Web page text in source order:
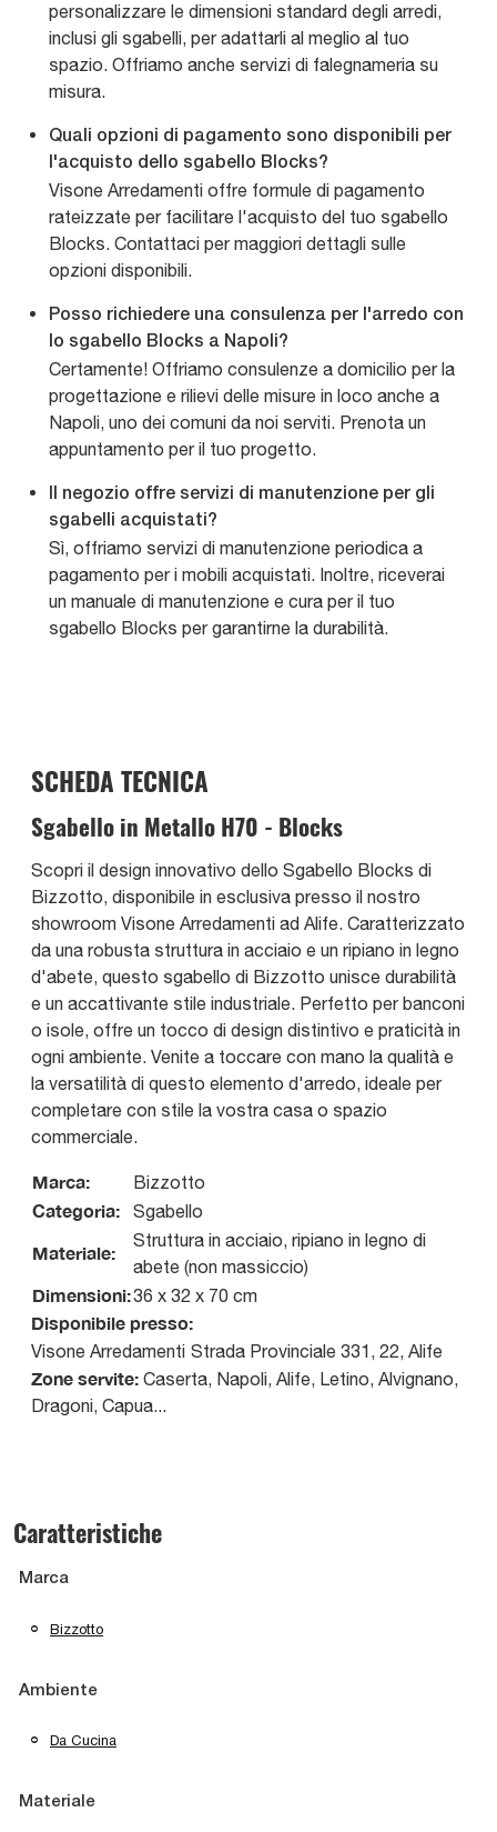
personalizzare le dimensioni standard degli arredi,
inclusi gli sgabelli, per adattarli al meglio al tuo
spazio. Offriamo anche servizi di falegnameria su
misura.
Quali opzioni di pagamento sono disponibili per
l'acquisto dello sgabello Blocks?
Visone Arredamenti offre formule di pagamento
rateizzate per facilitare l'acquisto del tuo sgabello
Blocks. Contattaci per maggiori dettagli sulle
opzioni disponibili.
Posso richiedere una consulenza per l'arredo con
lo sgabello Blocks a Napoli?
Certamente! Offriamo consulenze a domicilio per la
progettazione e rilievi delle misure in loco anche a
Napoli, uno dei comuni da noi serviti. Prenota un
appuntamento per il tuo progetto.
Il negozio offre servizi di manutenzione per gli
sgabelli acquistati?
Sì, offriamo servizi di manutenzione periodica a
pagamento per i mobili acquistati. Inoltre, riceverai
un manuale di manutenzione e cura per il tuo
sgabello Blocks per garantirne la durabilità.
SCHEDA TECNICA
Sgabello in Metallo H70 - Blocks
Scopri il design innovativo dello Sgabello Blocks di
Bizzotto, disponibile in esclusiva presso il nostro
showroom Visone Arredamenti ad Alife. Caratterizzato
da una robusta struttura in acciaio e un ripiano in legno
d'abete, questo sgabello di Bizzotto unisce durabilità
e un accattivante stile industriale. Perfetto per banconi
o isole, offre un tocco di design distintivo e praticità in
ogni ambiente. Venite a toccare con mano la qualità e
la versatilità di questo elemento d'arredo, ideale per
completare con stile la vostra casa o spazio
commerciale.
Marca: Bizzotto
Categoria: Sgabello
Materiale:
Struttura in acciaio, ripiano in legno di
abete (non massiccio)
Dimensioni:36 x 32 x 70 cm
Disponibile presso:
Visone Arredamenti Strada Provinciale 331, 22, Alife
Zone servite: Caserta, Napoli, Alife, Letino, Alvignano,
Dragoni, Capua...
Caratteristiche
Marca
Bizzotto
Ambiente
Da Cucina
Materiale